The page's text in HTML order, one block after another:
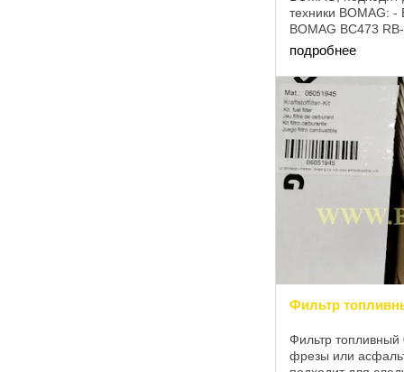
техники BOMAG: -
BOMAG BC473
BOMAG BC672
BOMAG BC772
подробнее
Фильтр
Фильтр
фрезы или